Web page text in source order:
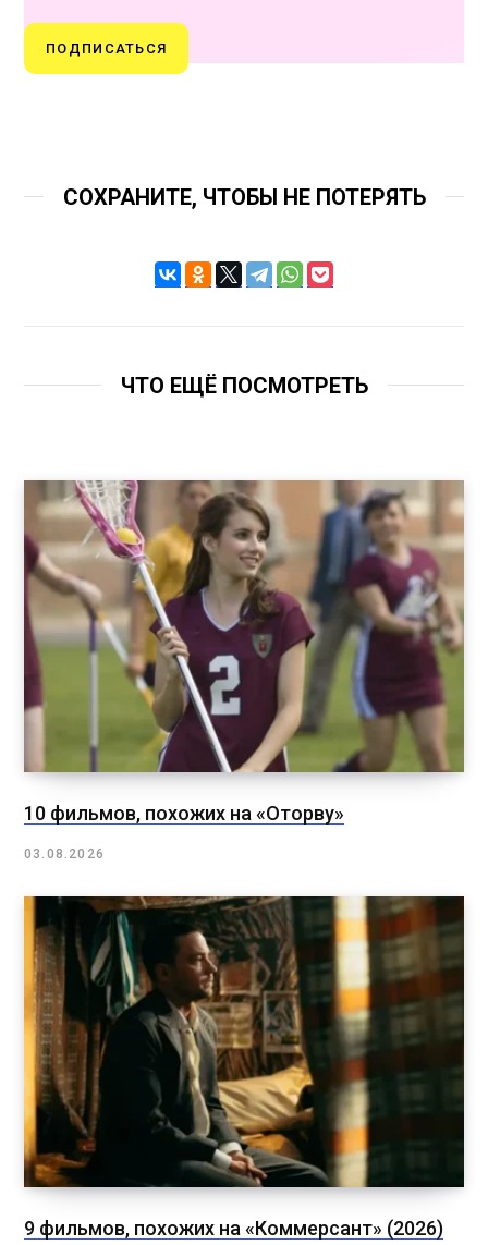
ПОДПИСАТЬСЯ
СОХРАНИТЕ, ЧТОБЫ НЕ ПОТЕРЯТЬ
ЧТО ЕЩЁ ПОСМОТРЕТЬ
10 фильмов, похожих на «Оторву»
03.08.2026
9 фильмов, похожих на «Коммерсант» (2026)